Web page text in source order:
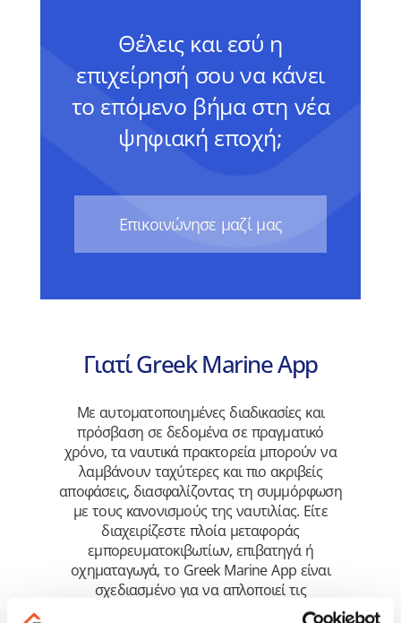
Θέλεις και εσύ η
επιχείρησή σου να κάνει
το επόμενο βήμα στη νέα
ψηφιακή εποχή;
Eπικοινώνησε μαζί μας
Γιατί Greek Marine App
Με αυτοματοποιημένες διαδικασίες και
πρόσβαση σε δεδομένα σε πραγματικό
χρόνο, τα ναυτικά πρακτορεία μπορούν να
λαμβάνουν ταχύτερες και πιο ακριβείς
αποφάσεις, διασφαλίζοντας τη συμμόρφωση
με τους κανονισμούς της ναυτιλίας. Είτε
διαχειρίζεστε πλοία μεταφοράς
εμπορευματοκιβωτίων, επιβατηγά ή
οχηματαγωγά, το Greek Marine App είναι
σχεδιασμένο για να απλοποιεί τις
περίπλοκες ναυτιλιακές διαδικασίες,